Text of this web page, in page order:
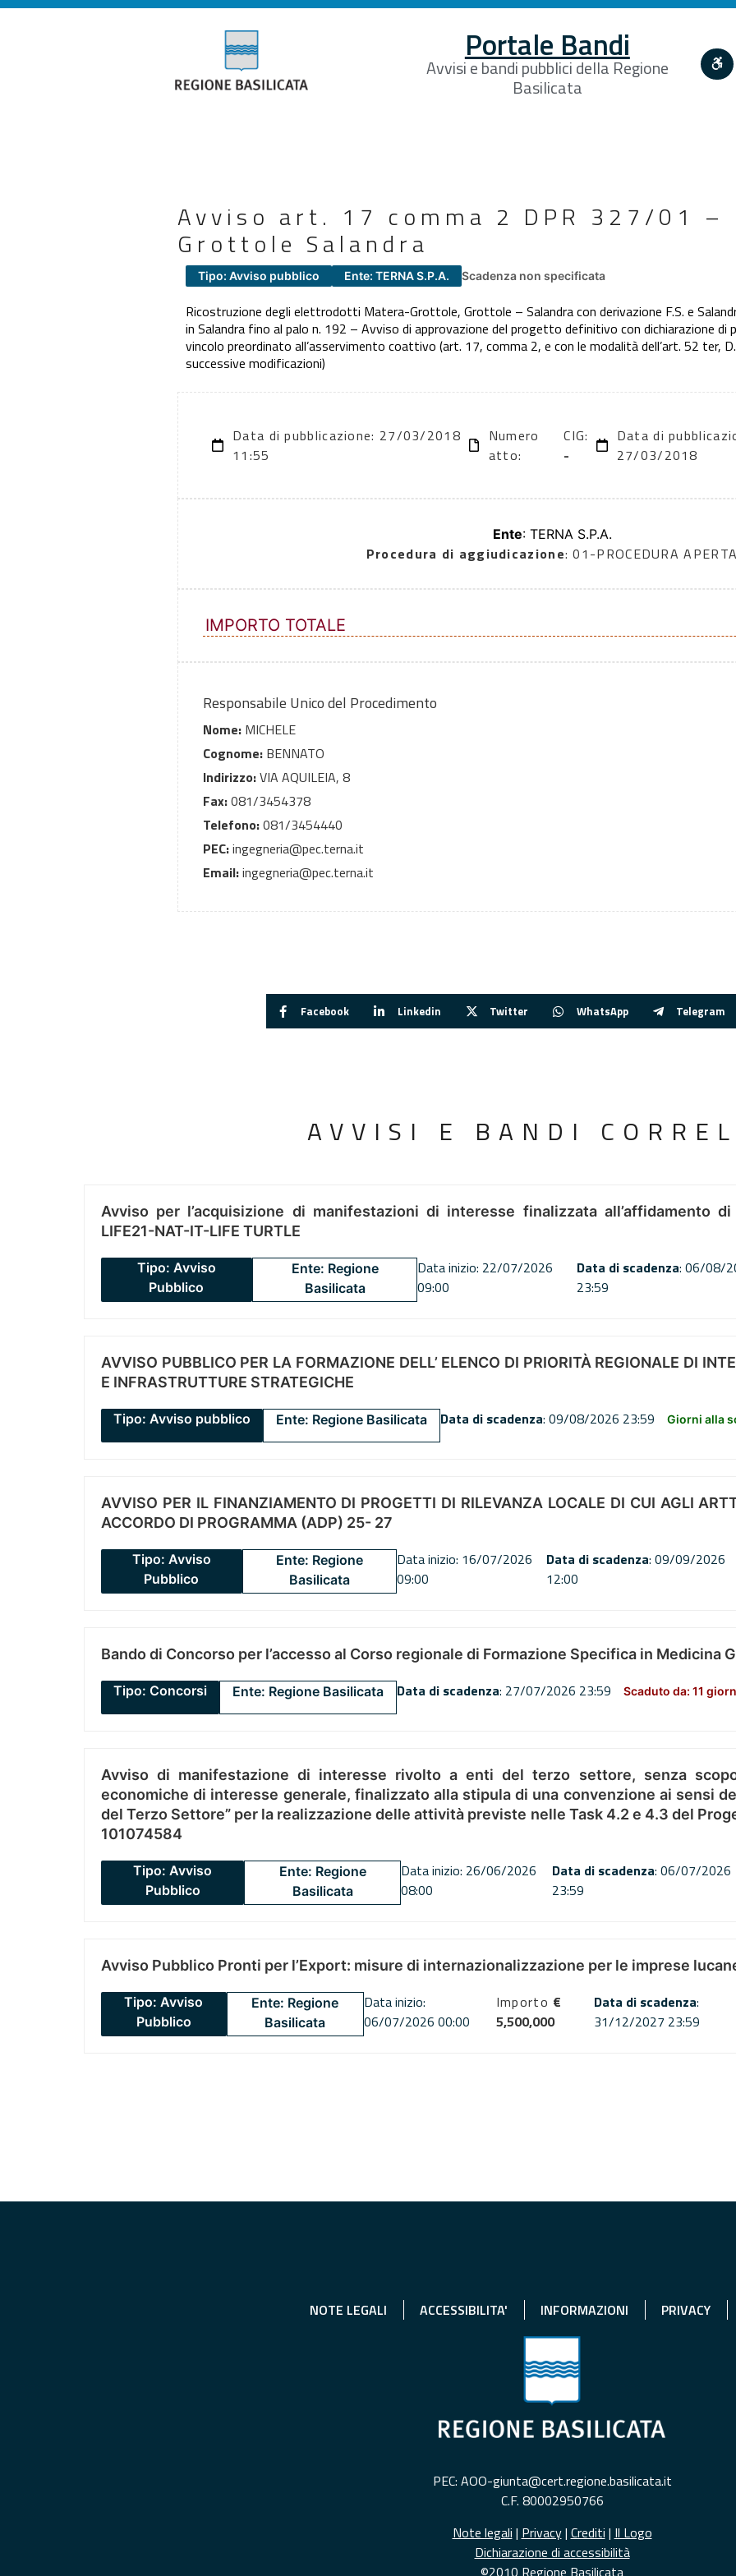
Portale Bandi
Avvisi e bandi pubblici della Regione
Basilicata
Avviso art. 17 comma 2 DPR 327/01 –
Grottole Salandra
Tipo: Avviso pubblico Ente: TERNA S.P.A. Scadenza non specificata
Ricostruzione degli elettrodotti Matera-Grottole, Grottole – Salandra con derivazione F.S. e
in Salandra fino al palo n. 192 – Avviso di approvazione del progetto definitivo con dichiarazione di
vincolo preordinato all’asservimento coattivo (art. 17, comma 2, e con le modalità dell’art. 52 ter,
successive modificazioni)
Data di pubblicazione: 27/03/2018
11:55
Numero
atto:
CIG:
-
Data di
27/03/2018
Ente: TERNA S.P.A.
Procedura di aggiudicazione: 01-PROCEDURA APERTA
IMPORTO TOTALE
Responsabile Unico del Procedimento
Nome: MICHELE
Cognome: BENNATO
Indirizzo:VIA AQUILEIA, 8
Fax:081/3454378
Telefono:081/3454440
PEC:ingegneria@pec.terna.it
Email:ingegneria@pec.terna.it
Facebook Linkedin Twitter WhatsApp Telegram
AVVISI E BANDI
Avviso per l’acquisizione di manifestazioni di interesse finalizzata all’affidamento
LIFE21-NAT-IT-LIFE TURTLE
Tipo: Avviso
Pubblico
Ente: Regione
Basilicata
Data inizio: 22/07/2026
09:00
Data di scadenza: 06/08/
23:59
AVVISO PUBBLICO PER LA FORMAZIONE DELL’ ELENCO DI PRIORITÀ REGIONALE DI
E INFRASTRUTTURE STRATEGICHE
Tipo: Avviso pubblico Ente: Regione Basilicata Data di scadenza: 09/08/2026 23:59 Giorni alla
AVVISO PER IL FINANZIAMENTO DI PROGETTI DI RILEVANZA LOCALE DI CUI AGLI
ACCORDO DI PROGRAMMA (ADP) 25- 27
Tipo: Avviso
Pubblico
Ente: Regione
Basilicata
Data inizio: 16/07/2026
09:00
Data di scadenza: 09/09/2026
12:00
Bando di Concorso per l’accesso al Corso regionale di Formazione Specifica in Medicina
Tipo: Concorsi Ente: Regione Basilicata Data di scadenza: 27/07/2026 23:59 Scaduto da: 11
Avviso di manifestazione di interesse rivolto a enti del terzo settore, senza
economiche di interesse generale, finalizzato alla stipula di una convenzione ai sensi
del Terzo Settore” per la realizzazione delle attività previste nelle Task 4.2 e 4.3 del
101074584
Tipo: Avviso
Pubblico
Ente: Regione
Basilicata
Data inizio: 26/06/2026
08:00
Data di scadenza: 06/07/2026
23:59
Avviso Pubblico Pronti per l’Export: misure di internazionalizzazione per le imprese
Tipo: Avviso
Pubblico
Ente: Regione
Basilicata
Data inizio:
06/07/2026 00:00
Importo €
5,500,000
Data di scadenza:
31/12/2027 23:59
NOTE LEGALI ACCESSIBILITA' INFORMAZIONI PRIVACY
PEC: AOO-giunta@cert.regione.basilicata.it
C.F. 80002950766
Note legali | Privacy| Crediti | Il Logo
Dichiarazione di accessibilità
©2010 Regione Basilicata